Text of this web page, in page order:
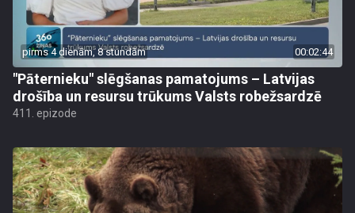
pirms 4 dienām, 8 stundām 00:02:44
"Pāternieku" slēgšanas pamatojums – Latvijas
drošība un resursu trūkums Valsts robežsardzē
411. epizode